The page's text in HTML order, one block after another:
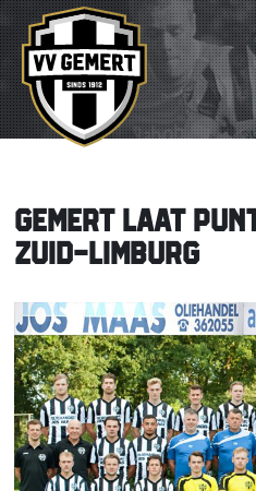
GEMERT LAAT
ZUID-LIMBURG